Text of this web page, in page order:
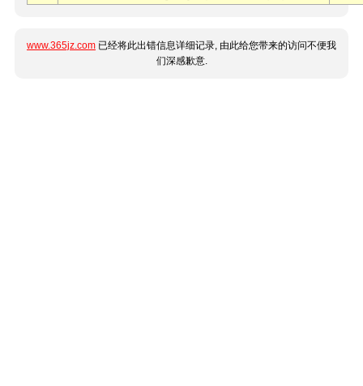
www.365jz.com 已经将此出错信息详细记录, 由此给您带来的访问不便我
们深感歉意.